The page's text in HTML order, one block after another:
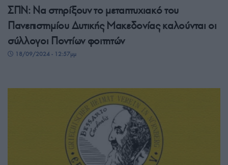
ΣΠΝ: Να στηρίξουν το μεταπτυχιακό του
Πανεπιστημίου Δυτικής Μακεδονίας καλούνται οι
σύλλογοι Ποντίων φοιτητών
18/09/2024 - 12:57μμ